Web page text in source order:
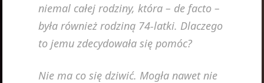
niemal całej rodziny, która – de facto –
była również rodziną 74-latki. Dlaczego
to jemu zdecydowała się pomóc?
Nie ma co się dziwić. Mogła nawet nie